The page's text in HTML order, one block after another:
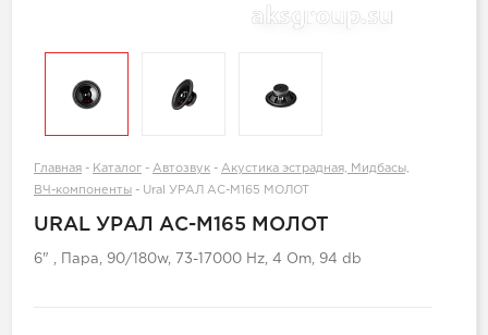
Главная - Каталог - Автозвук - Акустика эстрадная, Мидбасы,
ВЧ-компоненты - Ural УРАЛ АС-M165 MOЛOT
URAL УРАЛ АС-M165 MOЛOT
6" , Пара, 90/180w, 73-17000 Hz, 4 Om, 94 db